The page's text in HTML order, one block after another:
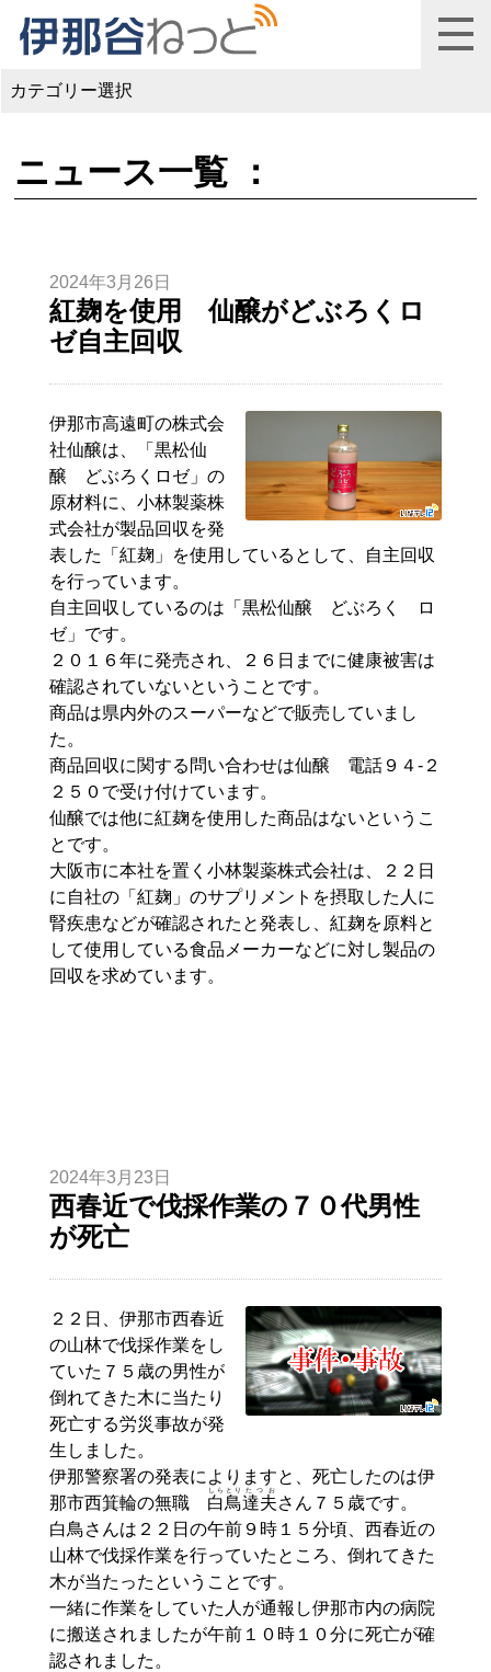
カテゴリー選択
ニュース一覧 ：
2024年3月26日
紅麹を使用 仙醸がどぶろくロ
ゼ自主回収
伊那市高遠町の株式会
社仙醸は、「黒松仙
醸 どぶろくロゼ」の
原材料に、小林製薬株
式会社が製品回収を発
表した「紅麹」を使用しているとして、自主回収
を行っています。
自主回収しているのは「黒松仙醸 どぶろく ロ
ゼ」です。
２０１６年に発売され、２６日までに健康被害は
確認されていないということです。
商品は県内外のスーパーなどで販売していまし
た。
商品回収に関する問い合わせは仙醸 電話９４‐２
２５０で受け付けています。
仙醸では他に紅麹を使用した商品はないというこ
とです。
大阪市に本社を置く小林製薬株式会社は、２２日
に自社の「紅麹」のサプリメントを摂取した人に
腎疾患などが確認されたと発表し、紅麹を原料と
して使用している食品メーカーなどに対し製品の
回収を求めています。
2024年3月23日
西春近で伐採作業の７０代男性
が死亡
２２日、伊那市西春近
の山林で伐採作業をし
ていた７５歳の男性が
倒れてきた木に当たり
死亡する労災事故が発
生しました。
伊那警察署の発表によりますと、死亡したのは伊
那市西箕輪の無職 白鳥
しらとり
達夫
たつお
さん７５歳です。
白鳥さんは２２日の午前９時１５分頃、西春近の
山林で伐採作業を行っていたところ、倒れてきた
木が当たったということです。
一緒に作業をしていた人が通報し伊那市内の病院
に搬送されましたが午前１０時１０分に死亡が確
認されました。